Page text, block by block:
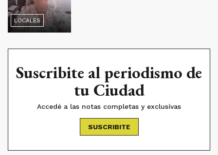
LOCALES
Suscribite al periodismo de
tu Ciudad
Accedé a las notas completas y exclusivas
SUSCRIBITE